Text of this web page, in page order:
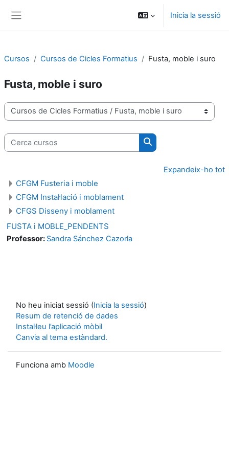
Inicia la sessió
Cursos Cursos de Cicles Formatius Fusta, moble i suro
Fusta, moble i suro
Categories de cursos
Cerca cursos
Cerca cursos
Expandeix-ho tot
CFGM Fusteria i moble
CFGM Instal·lació i moblament
CFGS Disseny i moblament
FUSTA i MOBLE_PENDENTS
Professor: Sandra Sánchez Cazorla
No heu iniciat sessió (Inicia la sessió)
Resum de retenció de dades
Instal·leu l’aplicació mòbil
Canvia al tema estàndard.
Funciona amb Moodle